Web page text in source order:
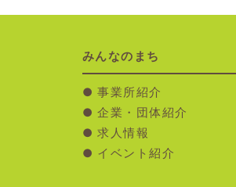
みんなのまち
事業所紹介
企業・団体紹介
求人情報
イベント紹介